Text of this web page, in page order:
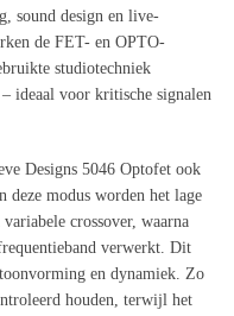
sound design en live-
de FET- en OPTO-
studiotechniek
ideaal voor kritische signalen
Designs 5046 Optofet ook
deze modus worden het lage
crossover, waarna
verwerkt. Dit
en dynamiek. Zo
houden, terwijl het